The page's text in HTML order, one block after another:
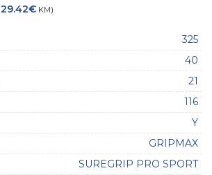
29.42€ KM)
325
40
21
116
Y
GRIPMAX
SUREGRIP PRO SPORT